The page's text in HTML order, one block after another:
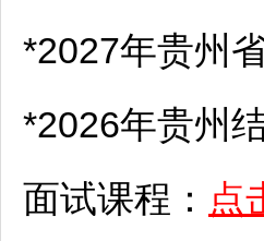
*2027年贵州
*2026年贵州
面试课程： 点